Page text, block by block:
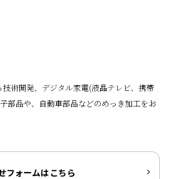
術開発、デジタル家電(液晶テレビ、携帯
部品や、自動車部品などのめっき加工をお
フォームはこちら